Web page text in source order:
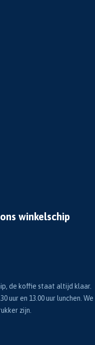
winkelschip
de koffie staat altijd klaar.
uur en 13.00 uur lunchen. We
zijn.